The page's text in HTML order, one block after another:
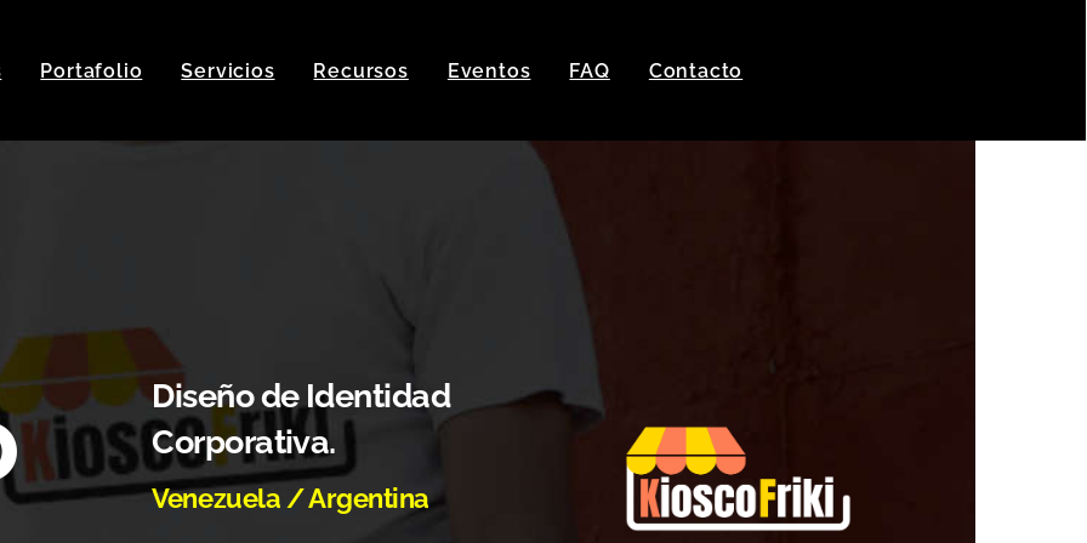
Portafolio Servicios Recursos Eventos FAQ Contacto
Diseño de Identidad
Corporativa.
Venezuela / Argentina